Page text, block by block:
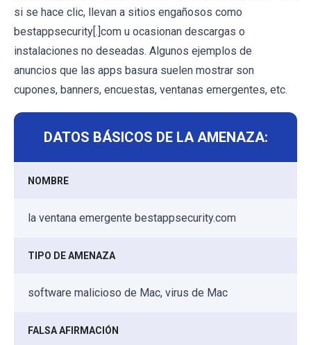
si se hace clic, llevan a sitios engañosos como
bestappsecurity[.]com u ocasionan descargas o
instalaciones no deseadas. Algunos ejemplos de
anuncios que las apps basura suelen mostrar son
cupones, banners, encuestas, ventanas emergentes, etc.
DATOS BÁSICOS DE LA AMENAZA:
NOMBRE
la ventana emergente bestappsecurity.com
TIPO DE AMENAZA
software malicioso de Mac, virus de Mac
FALSA AFIRMACIÓN